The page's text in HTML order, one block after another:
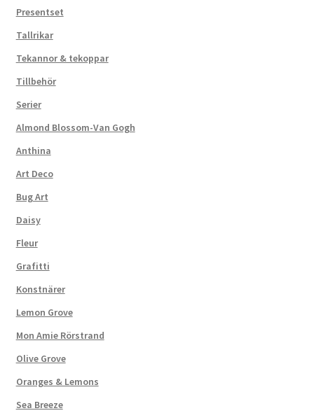
Presentset
Tallrikar
Tekannor & tekoppar
Tillbehör
Serier
Almond Blossom-Van Gogh
Anthina
Art Deco
Bug Art
Daisy
Fleur
Grafitti
Konstnärer
Lemon Grove
Mon Amie Rörstrand
Olive Grove
Oranges & Lemons
Sea Breeze